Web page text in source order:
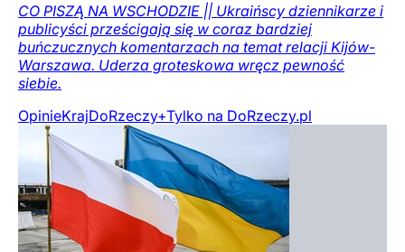
CO PISZĄ NA WSCHODZIE || Ukraińscy dziennikarze i
publicyści prześcigają się w coraz bardziej
buńczucznych komentarzach na temat relacji Kijów-
Warszawa. Uderza groteskowa wręcz pewność
siebie.
OpinieKrajDoRzeczy+Tylko na DoRzeczy.pl